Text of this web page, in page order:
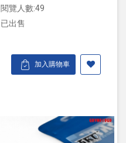
閱覽人數:49
已出售
加入購物車